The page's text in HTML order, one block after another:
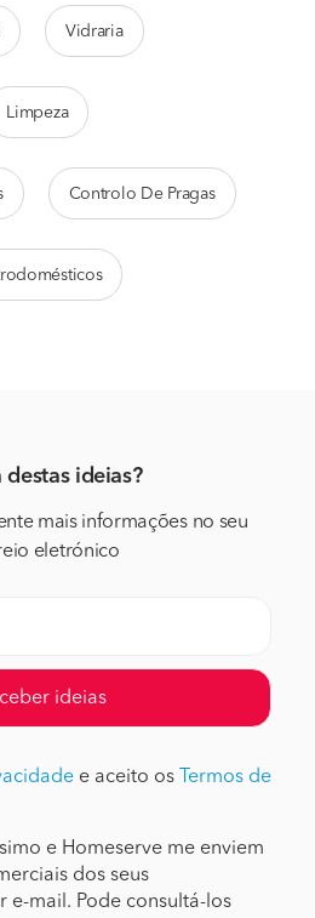
Vidraria
Limpeza
Controlo De Pragas
destas ideias?
mais informações no seu
eletrónico
ideias
e aceito os
Termos de
e Homeserve me enviem
dos seus
e-mail. Pode consultá-los